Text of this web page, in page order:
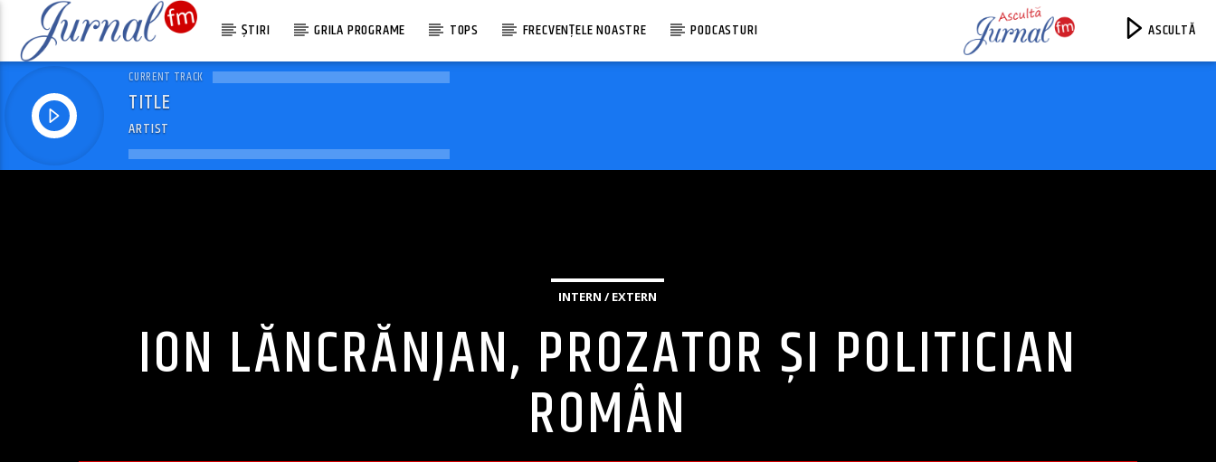
ȘTIRI GRILA PROGRAME TOPS FRECVENȚELE NOASTRE PODCASTURI ASCULTĂ
CURRENT TRACK
TITLE
ARTIST
INTERN / EXTERN
ION LĂNCRĂNJAN, PROZATOR ȘI POLITICIAN
ROMÂN